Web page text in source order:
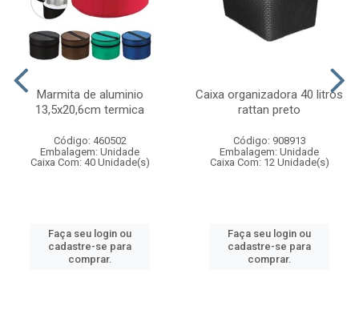
Marmita de aluminio
13,5x20,6cm termica
Código: 460502
Embalagem: Unidade
Caixa Com: 40 Unidade(s)
Faça seu login ou
cadastre-se para
comprar.
Caixa organizadora 40 litros
rattan preto
Código: 908913
Embalagem: Unidade
Caixa Com: 12 Unidade(s)
Faça seu login ou
cadastre-se para
comprar.